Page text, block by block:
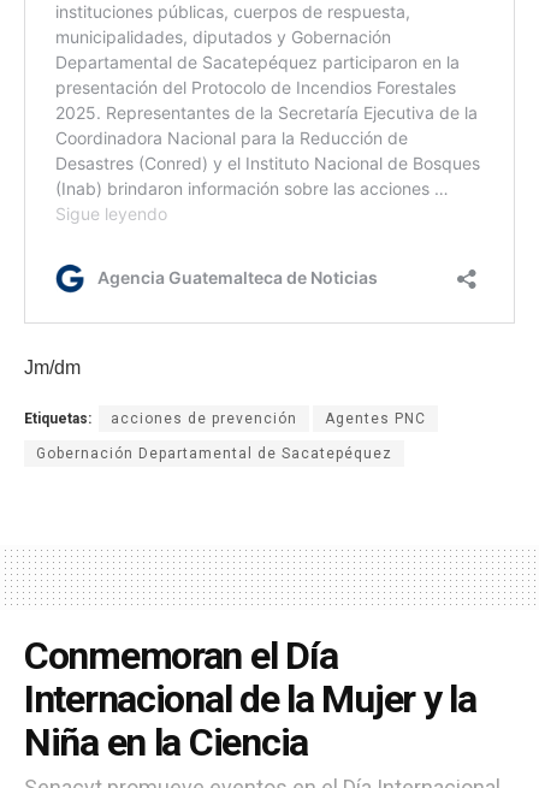
Jm/dm
Etiquetas: acciones de prevención Agentes PNC
Gobernación Departamental de Sacatepéquez
Conmemoran el Día
Internacional de la Mujer y la
Niña en la Ciencia